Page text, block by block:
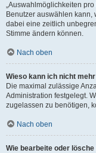
„Auswahlmöglichkeiten
Benutzer auswählen kann,
dabei eine zeitlich
Stimme ändern können.
Nach oben
Wieso kann ich nicht
Die maximal zulässige
Administration festgelegt.
zugelassen zu benötigen,
Nach oben
Wie bearbeite oder